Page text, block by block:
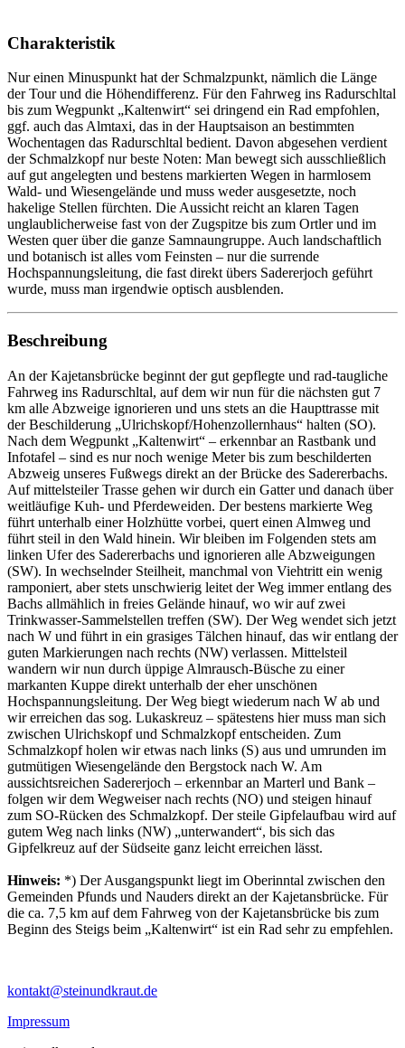
Charakteristik
Nur einen Minuspunkt hat der Schmalzpunkt, nämlich die Länge
der Tour und die Höhendifferenz. Für den Fahrweg ins Radurschltal
bis zum Wegpunkt „Kaltenwirt“ sei dringend ein Rad empfohlen,
ggf. auch das Almtaxi, das in der Hauptsaison an bestimmten
Wochentagen das Radurschltal bedient. Davon abgesehen verdient
der Schmalzkopf nur beste Noten: Man bewegt sich ausschließlich
auf gut angelegten und bestens markierten Wegen in harmlosem
Wald- und Wiesengelände und muss weder ausgesetzte, noch
hakelige Stellen fürchten. Die Aussicht reicht an klaren Tagen
unglaublicherweise fast von der Zugspitze bis zum Ortler und im
Westen quer über die ganze Samnaungruppe. Auch landschaftlich
und botanisch ist alles vom Feinsten – nur die surrende
Hochspannungsleitung, die fast direkt übers Sadererjoch geführt
wurde, muss man irgendwie optisch ausblenden.
Beschreibung
An der Kajetansbrücke beginnt der gut gepflegte und rad-taugliche
Fahrweg ins Radurschltal, auf dem wir nun für die nächsten gut 7
km alle Abzweige ignorieren und uns stets an die Haupttrasse mit
der Beschilderung „Ulrichskopf/Hohenzollernhaus“ halten (SO).
Nach dem Wegpunkt „Kaltenwirt“ – erkennbar an Rastbank und
Infotafel – sind es nur noch wenige Meter bis zum beschilderten
Abzweig unseres Fußwegs direkt an der Brücke des Sadererbachs.
Auf mittelsteiler Trasse gehen wir durch ein Gatter und danach über
weitläufige Kuh- und Pferdeweiden. Der bestens markierte Weg
führt unterhalb einer Holzhütte vorbei, quert einen Almweg und
führt steil in den Wald hinein. Wir bleiben im Folgenden stets am
linken Ufer des Sadererbachs und ignorieren alle Abzweigungen
(SW). In wechselnder Steilheit, manchmal von Viehtritt ein wenig
ramponiert, aber stets unschwierig leitet der Weg immer entlang des
Bachs allmählich in freies Gelände hinauf, wo wir auf zwei
Trinkwasser-Sammelstellen treffen (SW). Der Weg wendet sich jetzt
nach W und führt in ein grasiges Tälchen hinauf, das wir entlang der
guten Markierungen nach rechts (NW) verlassen. Mittelsteil
wandern wir nun durch üppige Almrausch-Büsche zu einer
markanten Kuppe direkt unterhalb der eher unschönen
Hochspannungsleitung. Der Weg biegt wiederum nach W ab und
wir erreichen das sog. Lukaskreuz – spätestens hier muss man sich
zwischen Ulrichskopf und Schmalzkopf entscheiden. Zum
Schmalzkopf holen wir etwas nach links (S) aus und umrunden im
gutmütigen Wiesengelände den Bergstock nach W. Am
aussichtsreichen Sadererjoch – erkennbar an Marterl und Bank –
folgen wir dem Wegweiser nach rechts (NO) und steigen hinauf
zum SO-Rücken des Schmalzkopf. Der steile Gipfelaufbau wird auf
gutem Weg nach links (NW) „unterwandert“, bis sich das
Gipfelkreuz auf der Südseite ganz leicht erreichen lässt.
Hinweis: *) Der Ausgangspunkt liegt im Oberinntal zwischen den
Gemeinden Pfunds und Nauders direkt an der Kajetansbrücke. Für
die ca. 7,5 km auf dem Fahrweg von der Kajetansbrücke bis zum
Beginn des Steigs beim „Kaltenwirt“ ist ein Rad sehr zu empfehlen.
kontakt@steinundkraut.de
Impressum